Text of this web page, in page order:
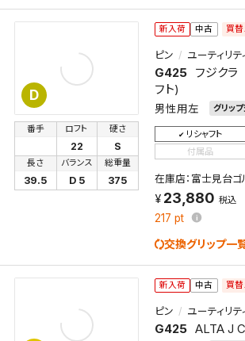
D
新入荷 中古 買
ピン ユーティリテ
G425
フジク
フト)
男性用左 グリッ
番手 ロフト
22
硬さ
S
長さ
39.5
バランス
D 5
総重量
375
リシャフト
付属品
在庫店：富士見台ゴ
23,880 税込
217 pt
交換グリップ一
新入荷 中古 買
ピン ユーティリテ
G425 ALTA J
新着通知
新着通知を「する」にすると、この条件
が入荷した際に、メール及びお客様のア
「お知らせ」で通知します。
保存された検索条件は変更できません。
条件を変更したい場合は、マイページの
件一覧」から画面を表示し、条件を変更
してください。
保存する
検索条件を保存
検索条件を保存しました。
これまで保存した検索条件は、マイペ
索条件一覧」で確認できます。